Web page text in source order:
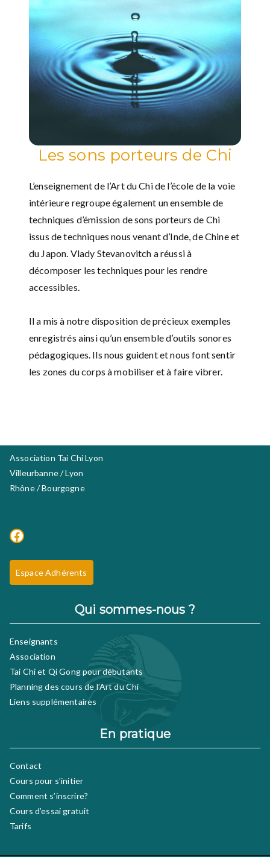
Les sons porteurs de Chi
L’enseignement de l’Art du Chi de l’école de la voie
intérieure regroupe également un ensemble de
techniques d’émission de sons porteurs de Chi
issus de techniques nous venant d’Inde, de Chine et
du Japon. Vlady Stevanovitch a réussi à
décomposer les techniques pour les rendre
accessibles.
Il a mis à notre disposition de précieux exemples
enregistrés ainsi qu’un ensemble d’outils sonores
pédagogiques. Ils nous guident et nous font sentir
les zones du corps à mobiliser et à faire vibrer.
Association Tai Chi Lyon
Villeurbanne / Lyon
Rhône / Bourgogne
Facebook
Espace Adhérents
Qui sommes-nous ?
Enseignants
Association
Tai Chi et Qi Gong pour débutants
Planning des cours de l’Art du Chi
Liens supplémentaires
En pratique
Contact
Cours pour s’initier
Comment s’inscrire?
Cours d’essai gratuit
Tarifs